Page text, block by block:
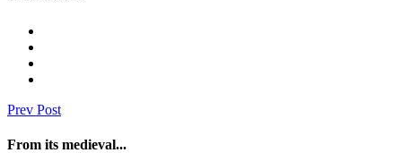
Prev Post
From its medieval...